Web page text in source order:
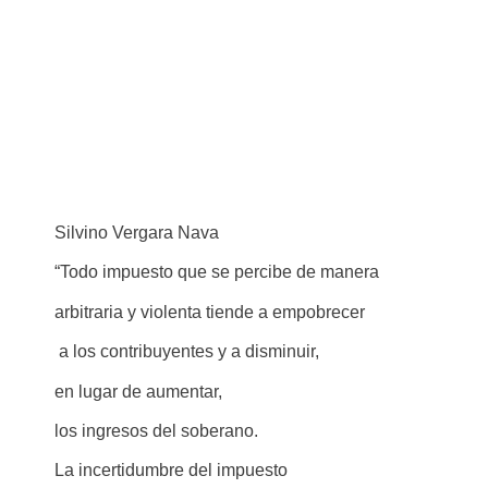
Silvino Vergara Nava
“Todo impuesto que se percibe de manera
arbitraria y violenta tiende a empobrecer
a los contribuyentes y a disminuir,
en lugar de aumentar,
los ingresos del soberano.
La incertidumbre del impuesto